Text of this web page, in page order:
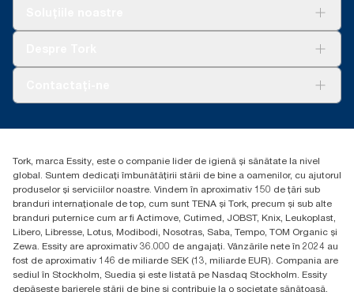
Essity Hungary Kft. Professional Hygiene
Budakeszi út 51.
Tork, marca Essity, este o companie lider de igienă și sănătate la nivel
global. Suntem dedicați îmbunătățirii stării de bine a oamenilor, cu ajutorul
produselor și serviciilor noastre. Vindem în aproximativ 150 de țări sub
branduri internaționale de top, cum sunt TENA și Tork, precum și sub alte
branduri puternice cum ar fi Actimove, Cutimed, JOBST, Knix, Leukoplast,
Libero, Libresse, Lotus, Modibodi, Nosotras, Saba, Tempo, TOM Organic și
Zewa. Essity are aproximativ 36.000 de angajați. Vânzările nete în 2024 au
fost de aproximativ 146 de miliarde SEK (13, miliarde EUR). Compania are
sediul în Stockholm, Suedia și este listată pe Nasdaq Stockholm. Essity
depășește barierele stării de bine și contribuie la o societate sănătoasă,